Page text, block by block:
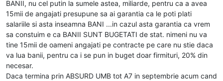
BANII, nu cel putin la sumele astea, miliarde, pentru ca a avea
15mii de angajati presupune sa ai garantia ca le poti plati
salariile si asta inseamna BANI ...in cazul asta garantia ca vrem
sa constuim e ca BANII SUNT BUGETATI de stat. nimeni nu va
tine 15mii de oameni angajati pe contracte pe care nu stie daca
va lua banii, pentru ca i se pun in buget doar firmituri, 20% din
necesar.
Daca termina prin ABSURD UMB tot A7 in septembrie acum cand